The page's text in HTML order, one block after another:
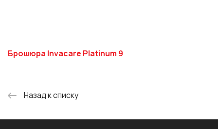
Брошюра Invacare Platinum 9
Назад к списку